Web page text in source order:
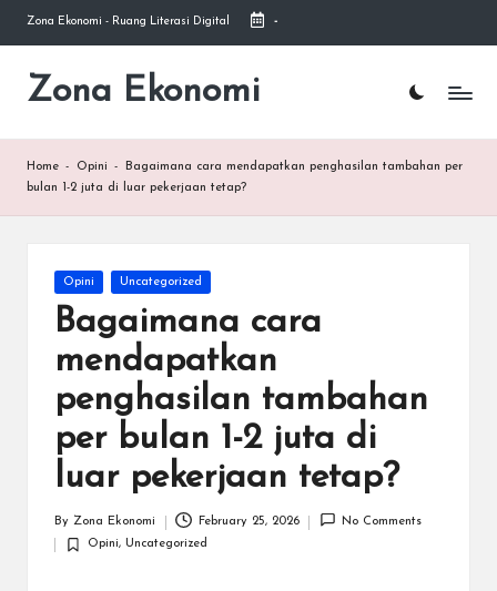
Skip
content
Zona Ekonomi - Ruang Literasi Digital -
Zona Ekonomi
Ruang
Home - Opini -
Bagaimana cara mendapatkan penghasilan tambahan per
bulan 1-2 juta di luar pekerjaan tetap?
Posted
in
Opini Uncategorized
Bagaimana cara
mendapatkan
penghasilan tambahan
per bulan 1-2 juta di
luar pekerjaan tetap?
by
By Zona Ekonomi February 25, 2026 No Comments
Posted
Opini, Uncategorized